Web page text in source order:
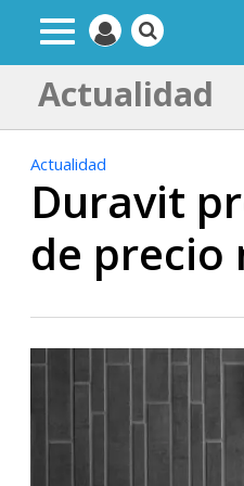
Actualidad
Actualidad
Duravit
de precio